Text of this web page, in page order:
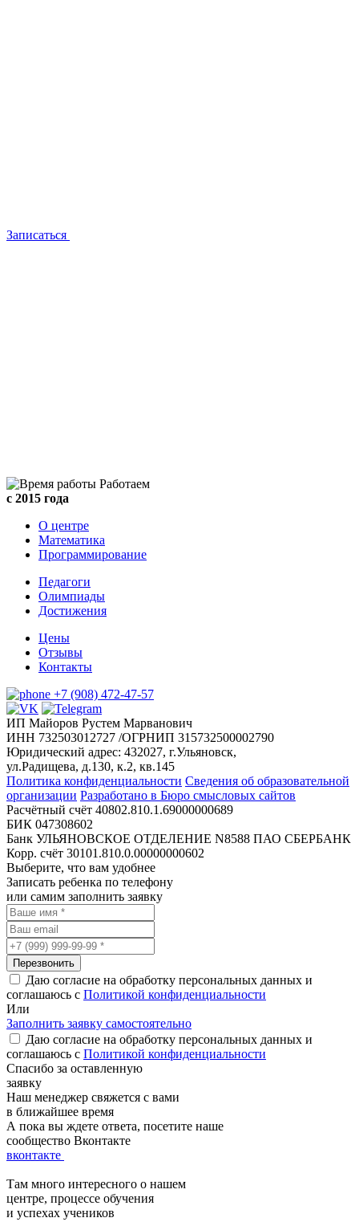
Записаться
Работаем
с 2015 года
О центре
Математика
Программирование
Педагоги
Олимпиады
Достижения
Цены
Отзывы
Контакты
+7 (908) 472-47-57
ИП Майоров Рустем Марванович
ИНН 732503012727 /ОГРНИП 315732500002790
Юридический адрес: 432027, г.Ульяновск,
ул.Радищева, д.130, к.2, кв.145
Политика конфиденциальности Сведения об образовательной
организации Разработано в Бюро смысловых сайтов
Расчётный счёт 40802.810.1.69000000689
БИК 047308602
Банк УЛЬЯНОВСКОЕ ОТДЕЛЕНИЕ N8588 ПАО СБЕРБАНК
Корр. счёт 30101.810.0.00000000602
Выберите, что вам удобнее
Записать ребенка по телефону
или самим заполнить заявку
Даю согласие на обработку персональных данных и
соглашаюсь с Политикой конфиденциальности
Или
Заполнить заявку самостоятельно
Даю согласие на обработку персональных данных и
соглашаюсь с Политикой конфиденциальности
Спасибо за оставленную
заявку
Наш менеджер свяжется с вами
в ближайшее время
А пока вы ждете ответа, посетите наше
сообщество Вконтакте
вконтакте
Там много интересного о нашем
центре, процессе обучения
и успехах учеников